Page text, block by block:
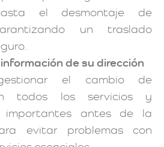
el desmontaje de
un traslado
de su dirección
el cambio de
todos los servicios y
importantes antes de la
evitar problemas con